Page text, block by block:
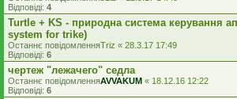
Відповіді: 4
Turtle + KS - природна система керування
system for trike)
Останнє повідомленняTriz « 28.3.17 17:49
Відповіді: 6
чертеж "лежачего" седла
Останнє повідомленняAVVAKUM « 18.12.16 12:22
Відповіді: 6